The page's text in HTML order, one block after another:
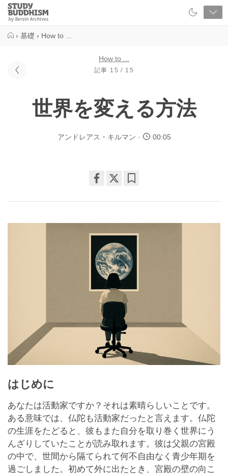
Close
Study
Buddhism
› 基礎 › How to ...
How to ...
記事 15 / 15
世界を変える方法
アンドレアス・キルマン 00:05
on
はじめに
あなたは活動家ですか？それは素晴らしいことです。
ある意味では、仏陀も活動家だったと言えます。仏陀
の生涯をたどると、彼もまた自分を取り巻く世界にう
んざりしていたことが読み取れます。彼は父親の宮殿
の中で、世間から隔てられて何不自由なく青少年期を
過ごしました。初めて外に出たとき、宮殿の壁の向こ